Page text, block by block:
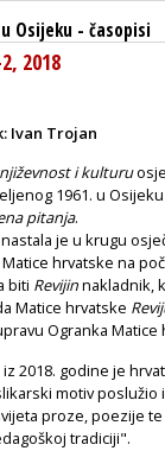
Osijeku - časopisi
2018
Ivan Trojan
i kulturu
1961. u
pitanja.
je u krugu
hrvatske na
biti Revijinnakladnik,
Matice hrvatske
Ogranka
2018. godine je
motiv
proze, poezije
tradiciji".